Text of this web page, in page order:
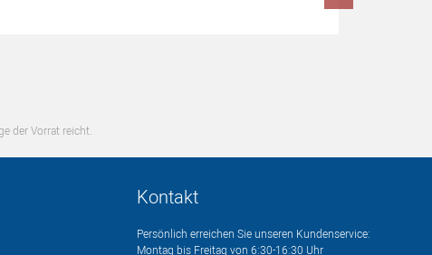
der Vorrat reicht.
Kontakt
Persönlich erreichen Sie unseren Kundenservice:
Montag bis Freitag von 6:30-16:30 Uhr